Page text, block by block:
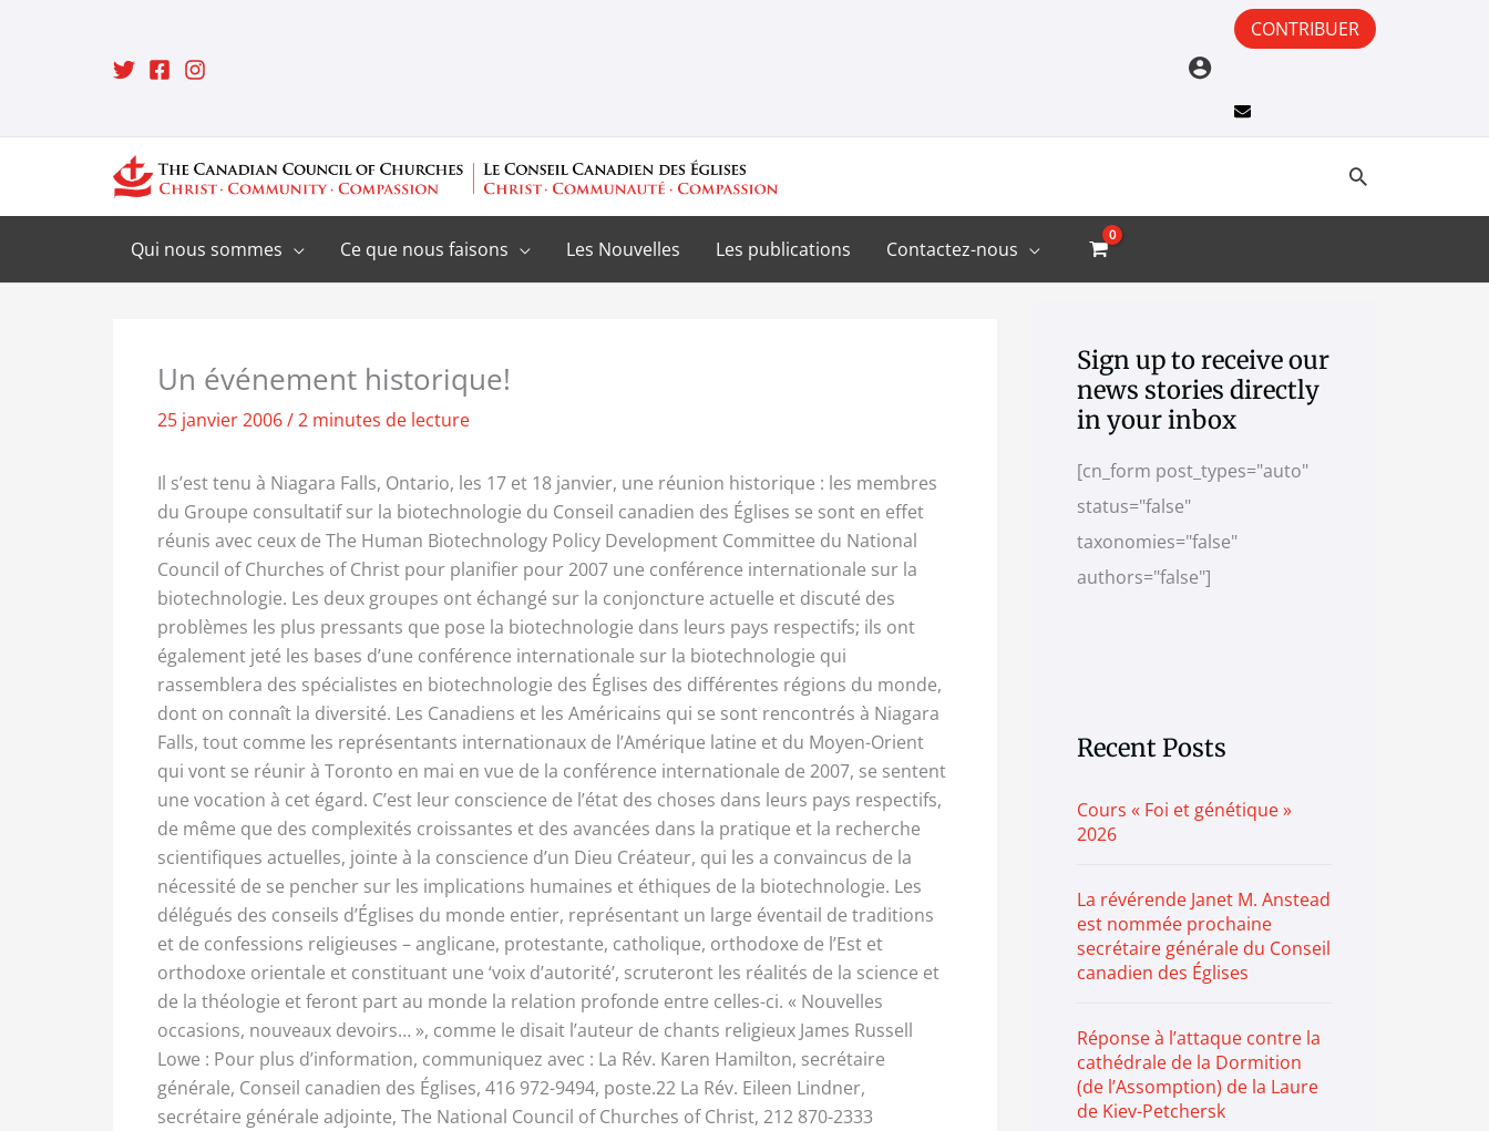
CONTRIBUER
Qui nous sommes Ce que nous faisons Les Nouvelles Les publications Contactez-nous
Un événement historique!
25 janvier 2006/2 minutes de lecture
Il s’est tenu à Niagara Falls, Ontario, les 17 et 18 janvier, une réunion historique : les membres
du Groupe consultatif sur la biotechnologie du Conseil canadien des Églises se sont en effet
réunis avec ceux de The Human Biotechnology Policy Development Committee du National
Council of Churches of Christ pour planifier pour 2007 une conférence internationale sur la
biotechnologie. Les deux groupes ont échangé sur la conjoncture actuelle et discuté des
problèmes les plus pressants que pose la biotechnologie dans leurs pays respectifs; ils ont
également jeté les bases d’une conférence internationale sur la biotechnologie qui
rassemblera des spécialistes en biotechnologie des Églises des différentes régions du monde,
dont on connaît la diversité. Les Canadiens et les Américains qui se sont rencontrés à Niagara
Falls, tout comme les représentants internationaux de l’Amérique latine et du Moyen-Orient
qui vont se réunir à Toronto en mai en vue de la conférence internationale de 2007, se sentent
une vocation à cet égard. C’est leur conscience de l’état des choses dans leurs pays respectifs,
de même que des complexités croissantes et des avancées dans la pratique et la recherche
scientifiques actuelles, jointe à la conscience d’un Dieu Créateur, qui les a convaincus de la
nécessité de se pencher sur les implications humaines et éthiques de la biotechnologie. Les
délégués des conseils d’Églises du monde entier, représentant un large éventail de traditions
et de confessions religieuses – anglicane, protestante, catholique, orthodoxe de l’Est et
orthodoxe orientale et constituant une ‘voix d’autorité’, scruteront les réalités de la science et
de la théologie et feront part au monde la relation profonde entre celles-ci. « Nouvelles
occasions, nouveaux devoirs… », comme le disait l’auteur de chants religieux James Russell
Lowe : Pour plus d’information, communiquez avec : La Rév. Karen Hamilton, secrétaire
générale, Conseil canadien des Églises, 416 972-9494, poste.22 La Rév. Eileen Lindner,
secrétaire générale adjointe, The National Council of Churches of Christ, 212 870-2333
Sign up to receive our
news stories directly
in your inbox
[cn_form post_types="auto"
status="false"
taxonomies="false"
authors="false"]
Recent Posts
Cours « Foi et génétique »
2026
La révérende Janet M. Anstead
est nommée prochaine
secrétaire générale du Conseil
canadien des Églises
Réponse à l’attaque contre la
cathédrale de la Dormition
(de l’Assomption) de la Laure
de Kiev-Petchersk
r
c
h
i
e
a
t
e
g
r